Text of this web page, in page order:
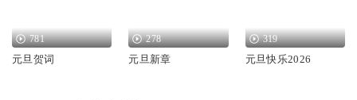
781
元旦贺词
278
元旦新章
319
元旦快乐2026